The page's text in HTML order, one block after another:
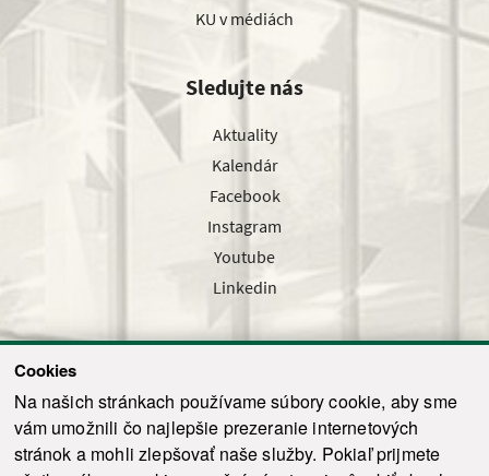
Cookies
Na našich stránkach používame súbory cookie, aby sme
vám umožnili čo najlepšie prezeranie internetových
stránok a mohli zlepšovať naše služby. Pokiaľ prijmete
KU v médiách
Sledujte nás
Aktuality
Kalendár
Facebook
Instagram
Youtube
Linkedin